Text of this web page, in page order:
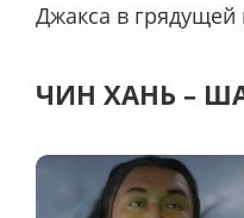
Джакса в грядущей
ЧИН ХАНЬ –